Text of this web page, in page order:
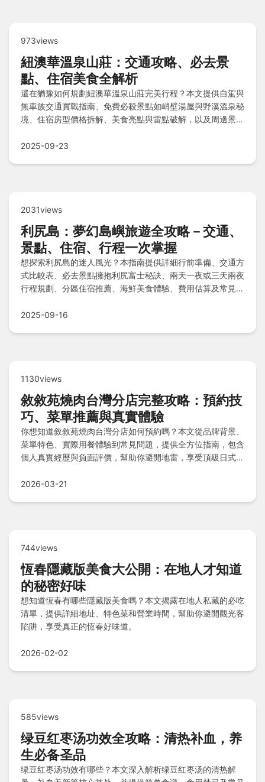
973views
紐澳華溫泉山莊：交通攻略、必去景
點、住宿美食全解析
還在猶豫如何規劃紐澳華溫泉山莊完美行程？本文提供自駕與
無車族交通實戰指南、免費必殺景點如峭壁湯屋與野溪溫泉秘
境、住宿房型價格拆解、美食亮點與雷點破解，以及周邊景點
2025-09-23
2031views
利尻島：夢幻島嶼旅遊全攻略－交通、
景點、住宿、行程一次掌握
想探索利尻島的迷人風光？本指南提供詳細行前準備、交通方
式比較表、必去景點擁抱利尻富士秘訣、兩天一夜或三天兩夜
行程規劃、分區住宿推薦、海鮮美食體驗、費用估算及常見問
2025-09-16
1130views
敘敘苑燒肉台灣分店完整攻略：預約技
巧、菜單推薦與真實體驗
你想知道敘敘苑燒肉台灣分店如何預約嗎？本文從品牌背景、
菜單特色、實際用餐體驗到常見問題，提供全方位指南，包含
個人真實經歷與負面評價，幫助你避開地雷，享受頂級日式燒
2026-03-21
744views
恆春隱藏版美食大公開：在地人才知道
的秘密好味
想知道恆春有哪些隱藏版美食嗎？本文揭露在地人私藏的必吃
清單，提供詳細地址、特色菜和營業時間，幫助你避開觀光客
陷阱，享受真正的恆春好味道。
2026-02-02
585views
绿豆红枣汤功效全攻略：清热补血，养
生必备圣品
绿豆红枣汤功效有哪些？本文深入解析绿豆红枣汤的清热解